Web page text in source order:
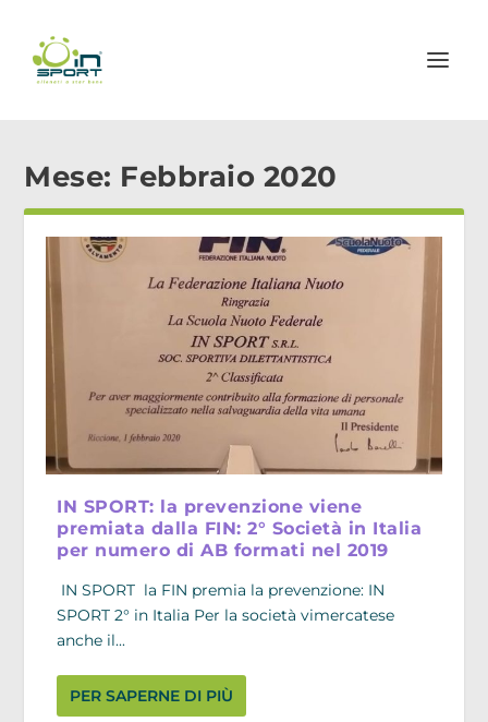
Mese: Febbraio 2020
IN SPORT: la prevenzione viene
premiata dalla FIN: 2° Società in Italia
per numero di AB formati nel 2019
IN SPORT la FIN premia la prevenzione: IN
SPORT 2° in Italia Per la società vimercatese
anche il...
PER SAPERNE DI PIÙ